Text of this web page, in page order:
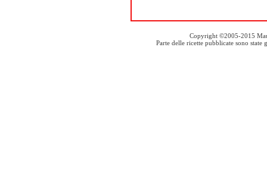
Copyright ©2005-2015
Parte delle ricette pubblicate sono state